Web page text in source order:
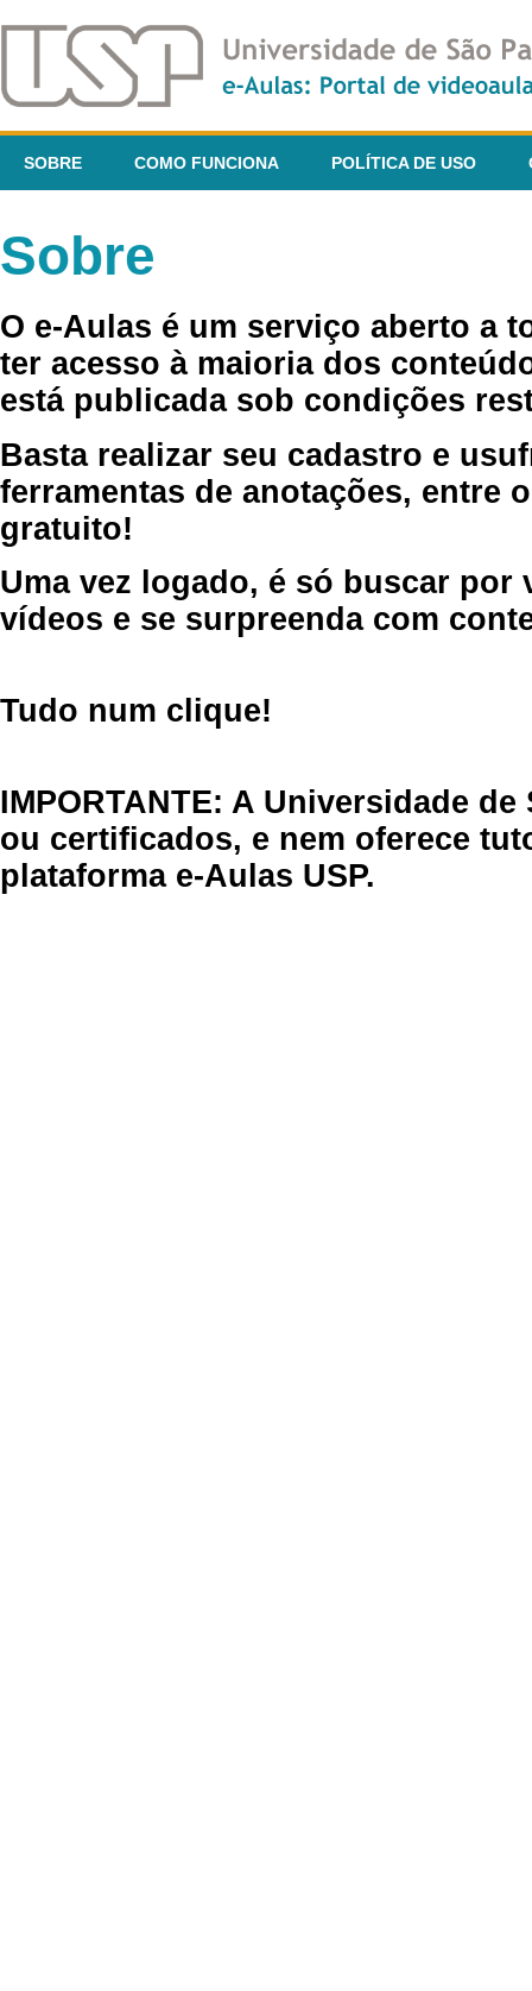
SOBRE COMO FUNCIONA POLÍTICA DE USO
Sobre
O e-Aulas é um serviço aberto a
ter acesso à maioria dos
está publicada sob condições
Basta realizar seu cadastro e
ferramentas de anotações, entre
gratuito!
Uma vez logado, é só buscar por
vídeos e se surpreenda com
Tudo num clique!
IMPORTANTE: A Universidade
ou certificados, e nem oferece
plataforma e-Aulas USP.